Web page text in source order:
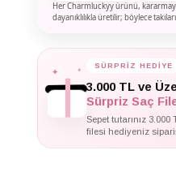
Her Charmluckyy ürünü,
dayanıklılıkla üretilir; böylece
✦ SÜRPRİZ HEDİYE
3.000 TL ve
Sürpriz Saç
Sepet tutarınız
filesi hediyeniz